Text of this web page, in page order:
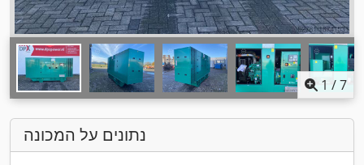
1 /7
נתונים על המכונה